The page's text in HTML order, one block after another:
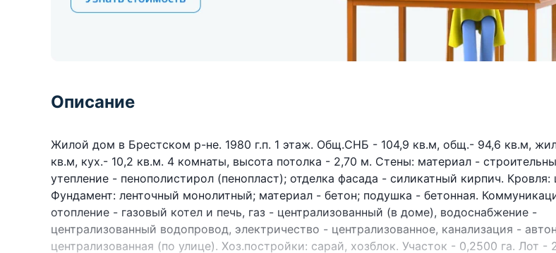
Описание
Жилой дом в Брестском р-не. 1980 г.п. 1 этаж. Общ.СНБ - 104,9 кв.м, общ.- 94,6 кв.м,
кв.м, кух.- 10,2 кв.м. 4 комнаты, высота потолка - 2,70 м. Стены: материал -
утепление - пенополистирол (пенопласт); отделка фасада - силикатный кирпич.
Фундамент: ленточный монолитный; материал - бетон; подушка - бетонная.
отопление - газовый котел и печь, газ - централизованный (в доме), водоснабжение -
централизованный водопровод, электричество - централизованное, канализация -
централизованная (по улице). Хоз.постройки: сарай, хозблок. Участок - 0,2500 га. Лот -